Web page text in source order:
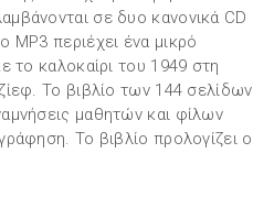
σε δυο κανονικά CD
περιέχει ένα μικρό
το καλοκαίρι του 1949 στη
Το βιβλίο των 144 σελίδων
μαθητών και φίλων
Το βιβλίο προλογίζει ο